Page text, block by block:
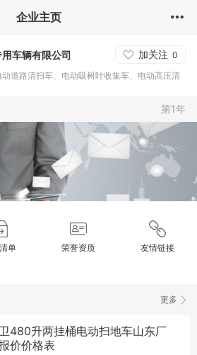
企业主页
车辆有限公司 加关注 0
道路清扫车、电动吸树叶收集车、电动高压清
第1年
单 荣誉资质 友情链接
更多
480升两挂桶电动扫地车山东厂
价价格表